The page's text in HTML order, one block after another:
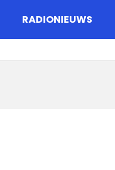
RADIONIEUWS